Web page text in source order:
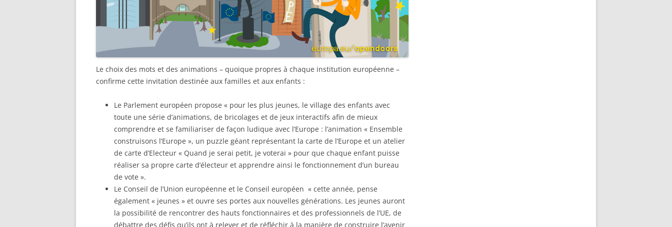
Le choix des mots et des animations – quoique propres à chaque institution européenne –
confirme cette invitation destinée aux familles et aux enfants :
Le Parlement européen propose « pour les plus jeunes, le village des enfants avec
toute une série d’animations, de bricolages et de jeux interactifs afin de mieux
comprendre et se familiariser de façon ludique avec l’Europe : l’animation « Ensemble
construisons l’Europe », un puzzle géant représentant la carte de l’Europe et un atelier
de carte d’Electeur « Quand je serai petit, je voterai » pour que chaque enfant puisse
réaliser sa propre carte d’électeur et apprendre ainsi le fonctionnement d’un bureau
de vote ».
Le Conseil de l’Union européenne et le Conseil européen « cette année, pense
également « jeunes » et ouvre ses portes aux nouvelles générations. Les jeunes auront
la possibilité de rencontrer des hauts fonctionnaires et des professionnels de l’UE, de
débattre des défis qu’ils ont à relever et de réfléchir à la manière de construire l’avenir